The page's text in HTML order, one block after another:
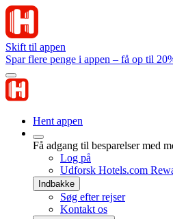
Skift til appen
Spar flere penge i appen – få op til
Hent appen
Få adgang til besparelser med
Log på
Udforsk Hotels.com
Indbakke
Søg efter rejser
Kontakt os